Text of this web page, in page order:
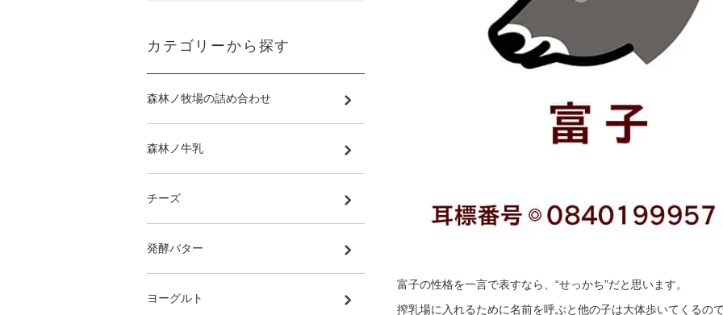
富子の性格を一言で表すなら、“せっかち”だと思います。
搾乳場に入れるために名前を呼ぶと他の子は大体歩いてくるの
カテゴリーから探す
森林ノ牧場の詰め合わせ
森林ノ牛乳
チーズ
発酵バター
ヨーグルト